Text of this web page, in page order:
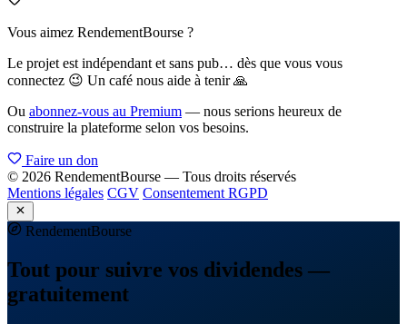
Vous aimez RendementBourse ?
Le projet est indépendant et sans pub… dès que vous vous
connectez 😉 Un café nous aide à tenir 🙏
Ou abonnez-vous au Premium — nous serions heureux de
construire la plateforme selon vos besoins.
Faire un don
© 2026 RendementBourse — Tous droits réservés
Mentions légales CGV Consentement RGPD
RendementBourse
Tout pour suivre vos dividendes —
gratuitement